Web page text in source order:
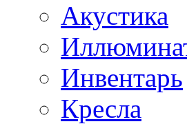
Акустика
Инвентарь
Кресла